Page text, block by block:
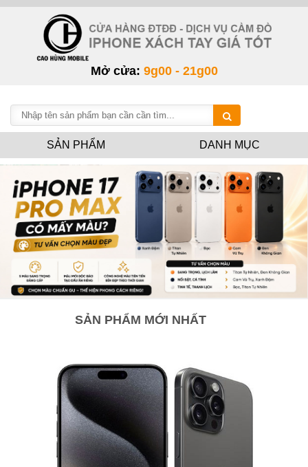
Mở cửa: 9g00 - 21g00
SẢN PHẨM DANH MỤC
SẢN PHẨM MỚI NHẤT